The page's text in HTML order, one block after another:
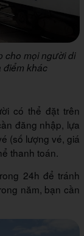
cho mọi người di
điểm khác
có thể đặt trên
đăng nhập, lựa
(số lượng vé, giá
thanh toán.
24h để tránh
năm, bạn cần